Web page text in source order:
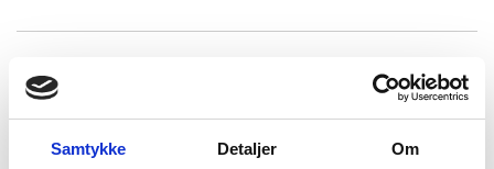
Samtykke Detaljer Om